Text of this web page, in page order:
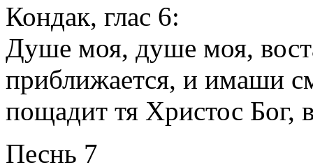
Кондак, глас 6:
Душе моя, душе моя,
приближается, и имаши
пощадит тя Христос Бог,
Песнь 7